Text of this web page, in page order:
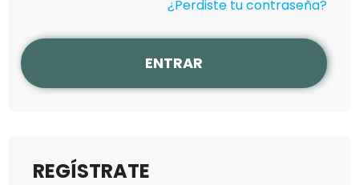
¿Perdiste tu contraseña?
ENTRAR
REGÍSTRATE